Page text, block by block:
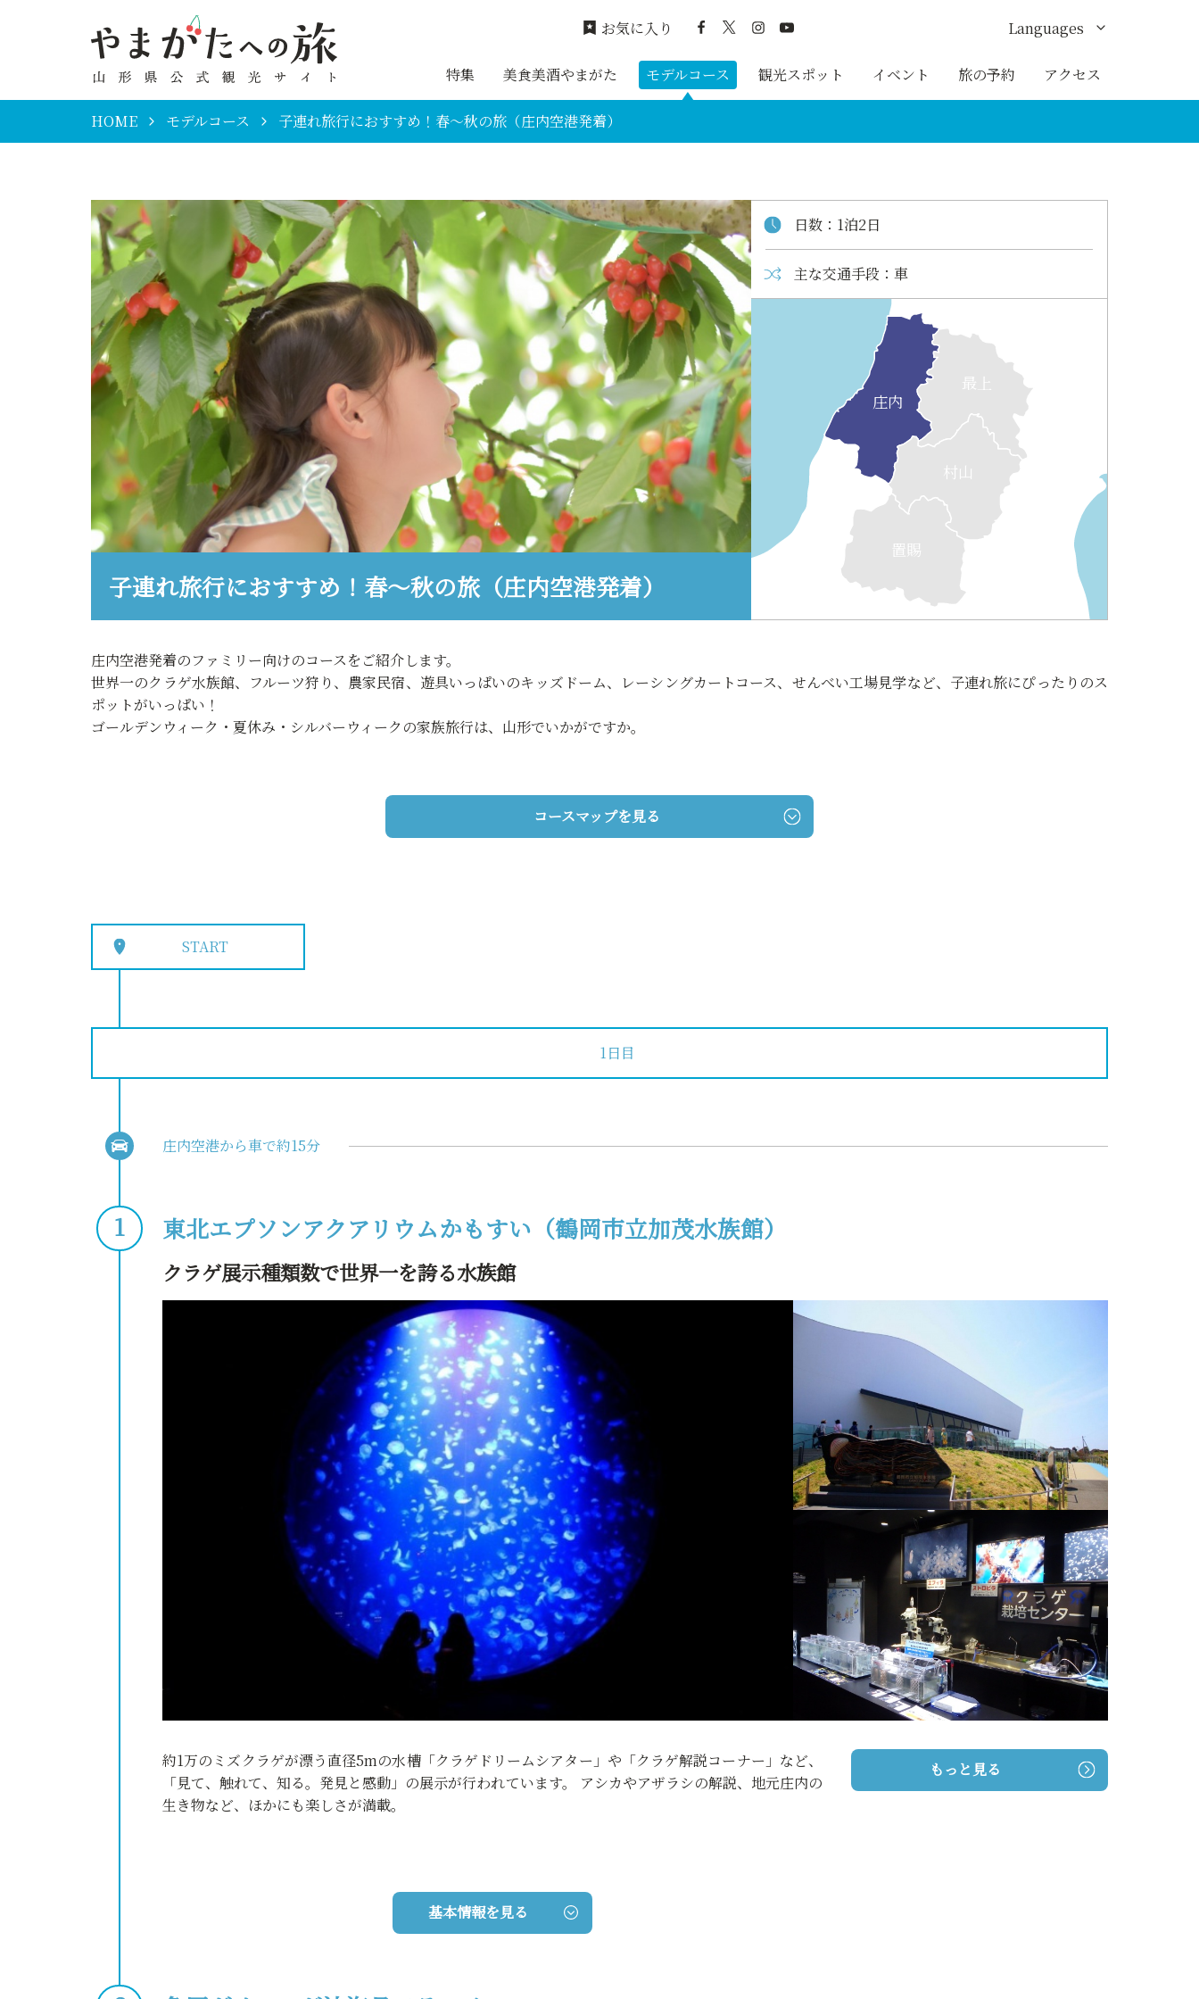
特集 美食美酒やまがた モデルコース 観光スポット イベント 旅の予約 アクセス
お気に入り Languages
English
簡体中文
HOME モデルコース 子連れ旅行におすすめ！春～秋の旅（庄内空港発着）
子連れ旅行におすすめ！春～秋の旅（庄内空港発着）
日数 1泊2日
主な交通手段 車
庄内
最上
置賜
村山
庄内空港発着のファミリー向けのコースをご紹介します。
世界一のクラゲ水族館、フルーツ狩り、農家民宿、遊具いっぱいのキッズドーム、レーシングカートコース、せんべい工場見学など、子連れ旅にぴったりのス
ポットがいっぱい！
ゴールデンウィーク・夏休み・シルバーウィークの家族旅行は、山形でいかがですか。
START
1日目
庄内空港から車で約15分
東北エプソンアクアリウムかもすい（鶴岡市立加茂水族館）
クラゲ展示種類数で世界一を誇る水族館
約1万のミズクラゲが漂う直径5mの水槽「クラゲドリームシアター」や「クラゲ解説コーナー」など、
「見て、触れて、知る。発見と感動」の展示が行われています。 アシカやアザラシの解説、地元庄内の
生き物など、ほかにも楽しさが満載。
基本情報を見る
もっと見る
コースマップを見る